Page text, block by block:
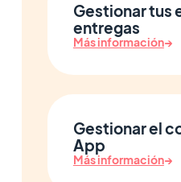
Gestionar tus
entregas
Más información→
Gestionar el
App
Más información→